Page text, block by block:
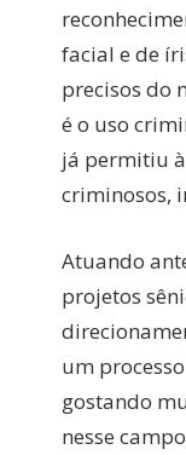
facial e de
precisos do
é o uso
já permitiu
criminosos,
Atuando
projetos
um
gostando
nesse